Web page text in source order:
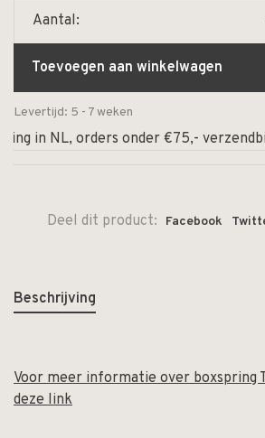
Aantal:
Toevoegen aan winkelwagen
Levertijd: 5 - 7 weken
in NL, orders onder €75,-
Deel dit product: Facebook
Beschrijving
Voor meer informatie over boxspring
deze link